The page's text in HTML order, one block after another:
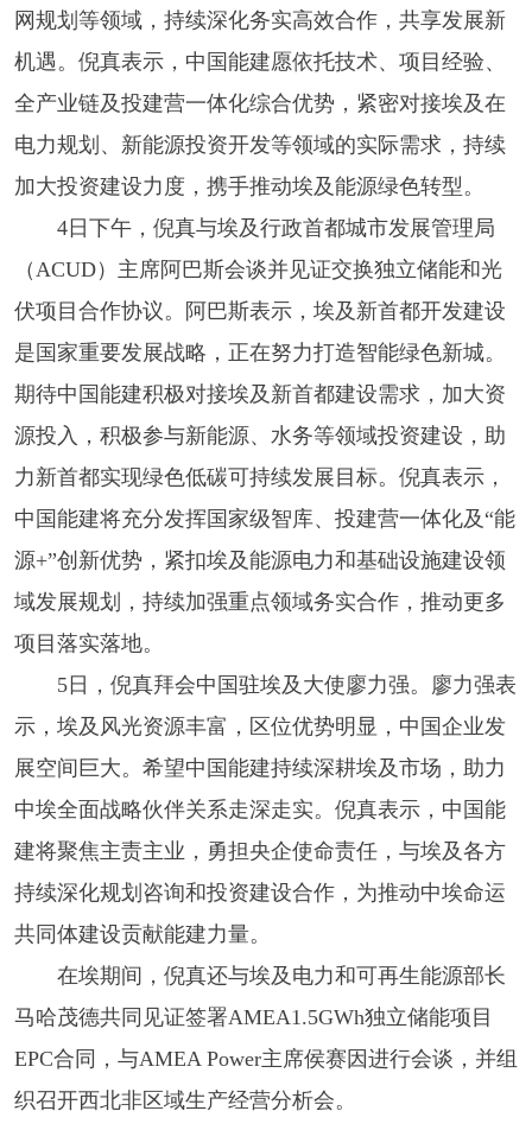
网规划等领域，持续深化务实高效合作，共享发展新
机遇。倪真表示，中国能建愿依托技术、项目经验、
全产业链及投建营一体化综合优势，紧密对接埃及在
电力规划、新能源投资开发等领域的实际需求，持续
加大投资建设力度，携手推动埃及能源绿色转型。
4日下午，倪真与埃及行政首都城市发展管理局
（ACUD）主席阿巴斯会谈并见证交换独立储能和光
伏项目合作协议。阿巴斯表示，埃及新首都开发建设
是国家重要发展战略，正在努力打造智能绿色新城。
期待中国能建积极对接埃及新首都建设需求，加大资
源投入，积极参与新能源、水务等领域投资建设，助
力新首都实现绿色低碳可持续发展目标。倪真表示，
中国能建将充分发挥国家级智库、投建营一体化及“能
源+”创新优势，紧扣埃及能源电力和基础设施建设领
域发展规划，持续加强重点领域务实合作，推动更多
项目落实落地。
5日，倪真拜会中国驻埃及大使廖力强。廖力强表
示，埃及风光资源丰富，区位优势明显，中国企业发
展空间巨大。希望中国能建持续深耕埃及市场，助力
中埃全面战略伙伴关系走深走实。倪真表示，中国能
建将聚焦主责主业，勇担央企使命责任，与埃及各方
持续深化规划咨询和投资建设合作，为推动中埃命运
共同体建设贡献能建力量。
在埃期间，倪真还与埃及电力和可再生能源部长
马哈茂德共同见证签署AMEA1.5GWh独立储能项目
EPC合同，与AMEA Power主席侯赛因进行会谈，并组
织召开西北非区域生产经营分析会。